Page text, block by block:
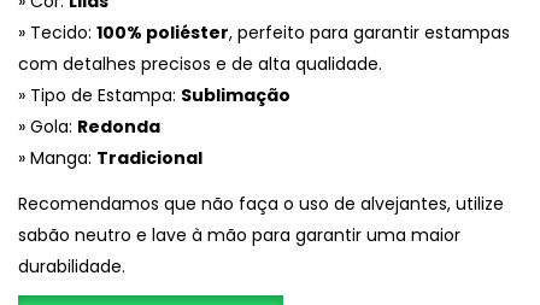
» Tecido: 100% poliéster, perfeito para garantir estampas
com detalhes precisos e de alta qualidade.
» Tipo de Estampa: Sublimação
» Gola: Redonda
» Manga: Tradicional
Recomendamos que não faça o uso de alvejantes, utilize
sabão neutro e lave à mão para garantir uma maior
durabilidade.